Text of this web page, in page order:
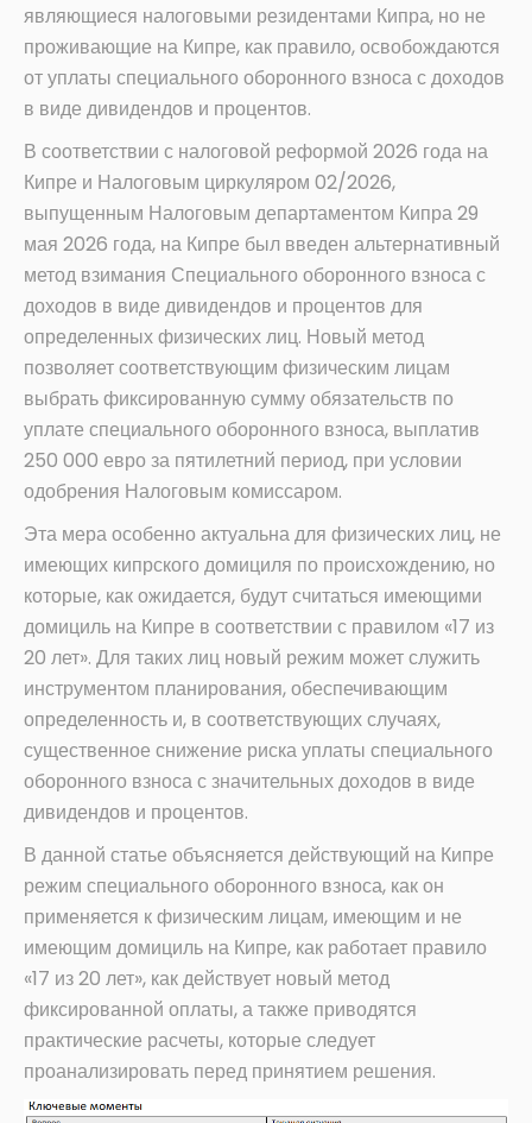
являющиеся налоговыми резидентами Кипра, но не
проживающие на Кипре, как правило, освобождаются
от уплаты специального оборонного взноса с доходов
в виде дивидендов и процентов.
В соответствии с налоговой реформой 2026 года на
Кипре и Налоговым циркуляром 02/2026,
выпущенным Налоговым департаментом Кипра 29
мая 2026 года, на Кипре был введен альтернативный
метод взимания Специального оборонного взноса с
доходов в виде дивидендов и процентов для
определенных физических лиц. Новый метод
позволяет соответствующим физическим лицам
выбрать фиксированную сумму обязательств по
уплате специального оборонного взноса, выплатив
250 000 евро за пятилетний период, при условии
одобрения Налоговым комиссаром.
Эта мера особенно актуальна для физических лиц, не
имеющих кипрского домициля по происхождению, но
которые, как ожидается, будут считаться имеющими
домициль на Кипре в соответствии с правилом «17 из
20 лет». Для таких лиц новый режим может служить
инструментом планирования, обеспечивающим
определенность и, в соответствующих случаях,
существенное снижение риска уплаты специального
оборонного взноса с значительных доходов в виде
дивидендов и процентов.
В данной статье объясняется действующий на Кипре
режим специального оборонного взноса, как он
применяется к физическим лицам, имеющим и не
имеющим домициль на Кипре, как работает правило
«17 из 20 лет», как действует новый метод
фиксированной оплаты, а также приводятся
практические расчеты, которые следует
проанализировать перед принятием решения.